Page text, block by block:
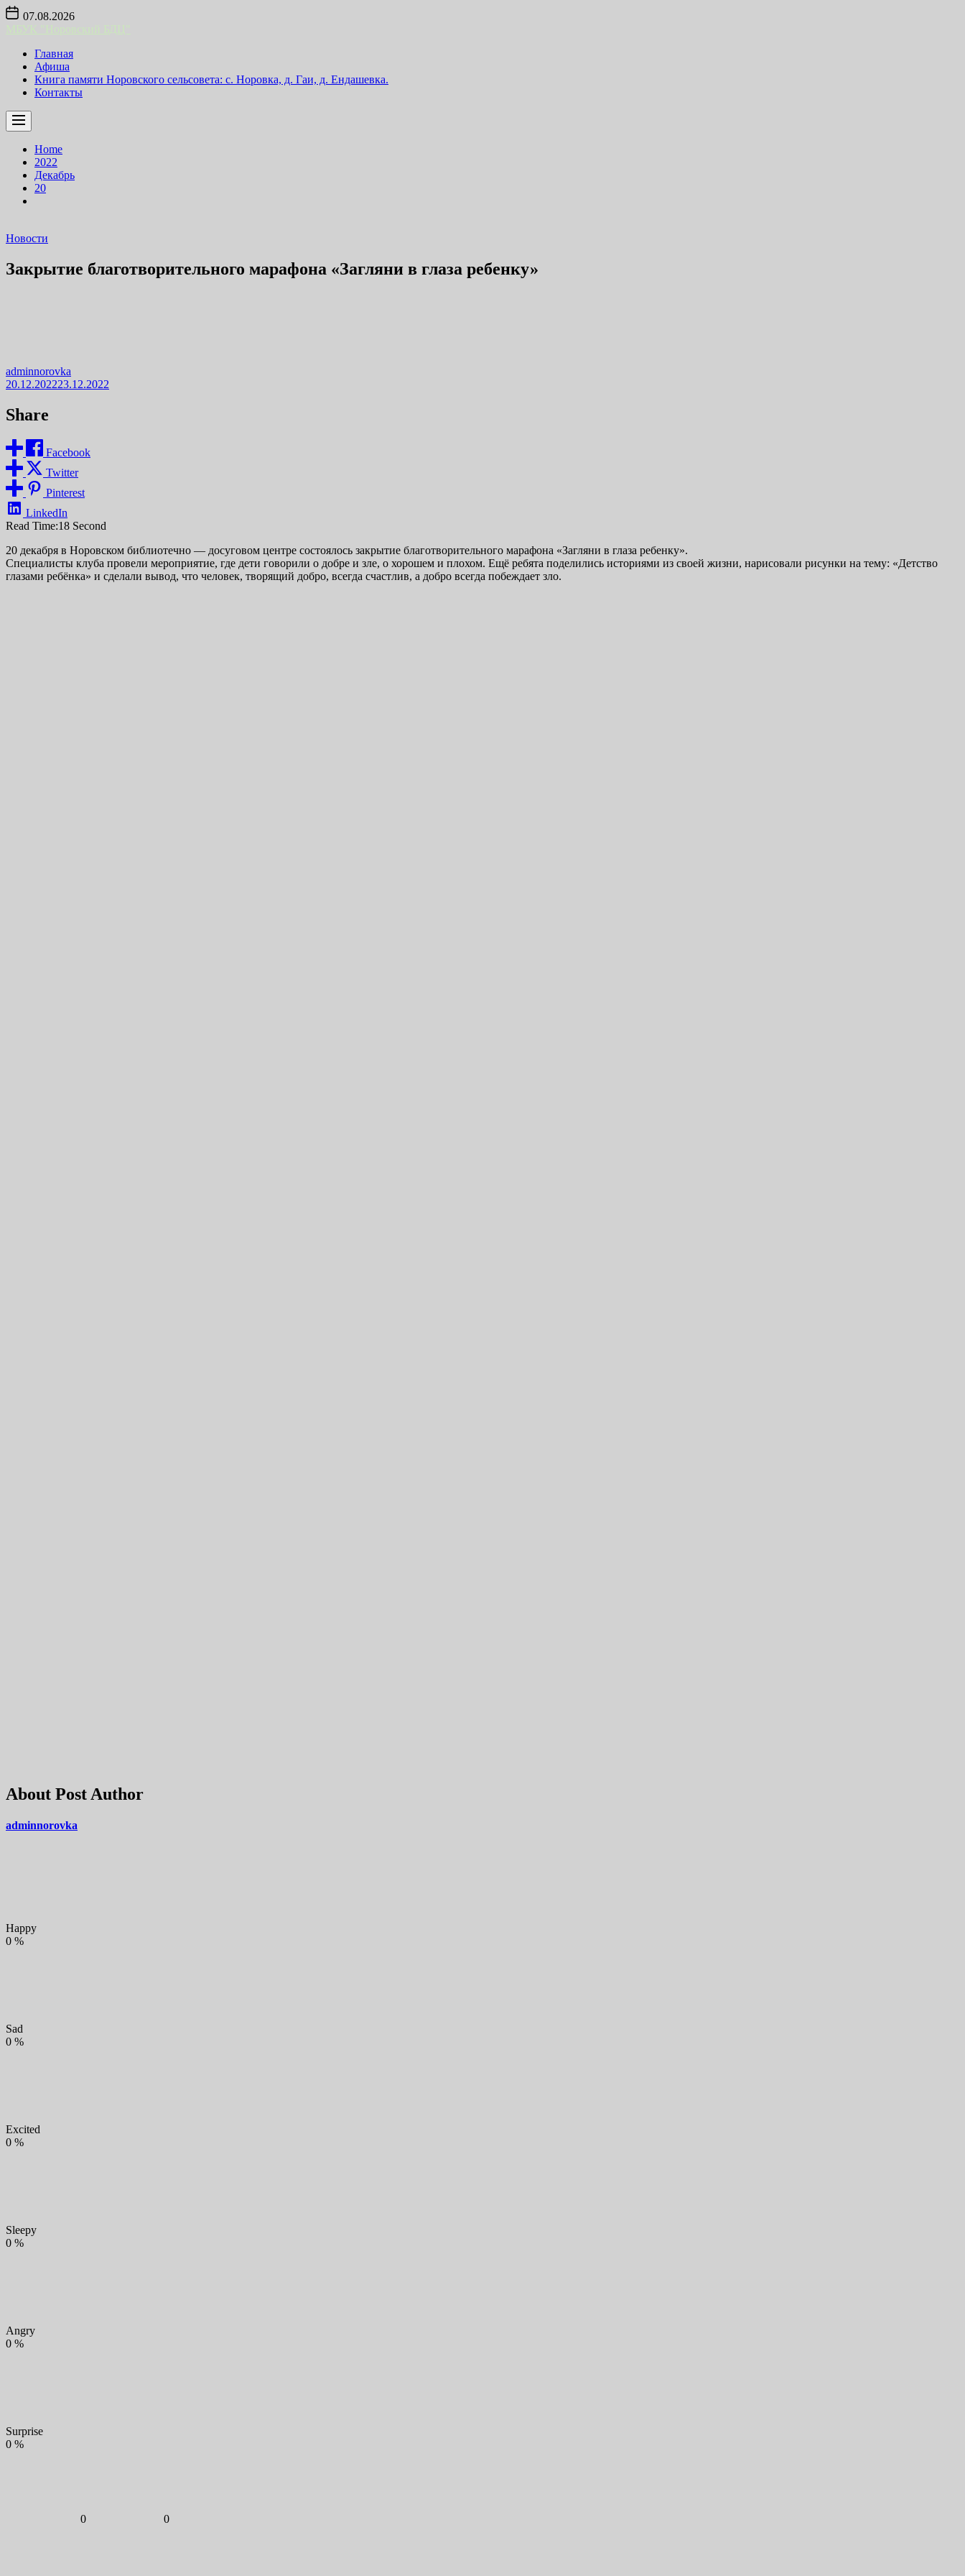
Skip
content
07.08.2026
Главная
Афиша
Книга памяти Норовского сельсовета: с. Норовка, д. Гаи, д. Ендашевка.
Контакты
Home
2022
Декабрь
20
Новости
Закрытие благотворительного марафона «Загляни в глаза ребенку»
adminnorovka
20.12.202223.12.2022
Share
Facebook
Twitter
Pinterest
LinkedIn
Read Time:18 Second
20 декабря в Норовском библиотечно — досуговом центре состоялось закрытие благотворительного марафона «Загляни в глаза ребенку».
Специалисты клуба провели мероприятие, где дети говорили о добре и зле, о хорошем и плохом. Ещё ребята поделились историями из своей жизни, нарисовали рисунки на тему: «Детство
глазами ребёнка» и сделали вывод, что человек, творящий добро, всегда счастлив, а добро всегда побеждает зло.
About Post Author
adminnorovka
Happy
0 %
Sad
0 %
Excited
0 %
Sleepy
0 %
Angry
0 %
Surprise
0 %
0 0